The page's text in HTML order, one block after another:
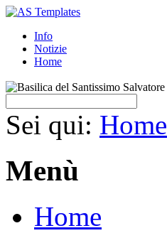
Info
Notizie
Home
Sei qui: Home
Menù
Home